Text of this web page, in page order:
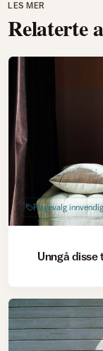
LES MER
Relaterte
Fargevalg innvendig
Unngå disse